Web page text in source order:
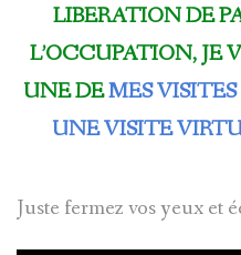
LIBERATION DE
L’OCCUPATION, JE
UNE DEMES
UNE VISITE
Juste fermez vos yeux et